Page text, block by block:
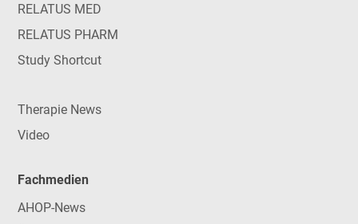
RELATUS MED
RELATUS PHARM
Study Shortcut
Therapie News
Video
Fachmedien
AHOP-News